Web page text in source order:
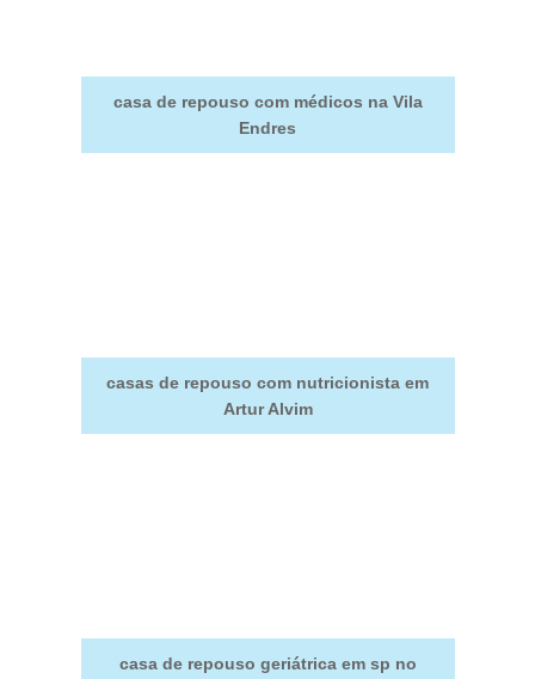
casa de repouso com médicos na Vila
Endres
casas de repouso com nutricionista em
Artur Alvim
casa de repouso geriátrica em sp no